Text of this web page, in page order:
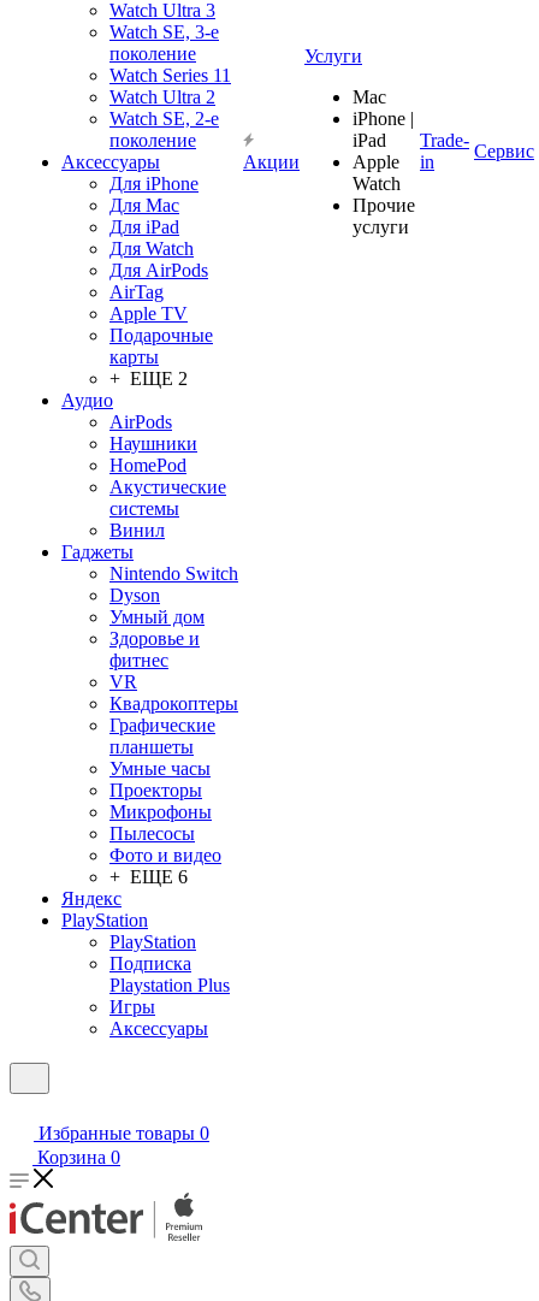
Watch Ultra 3
Watch SE, 3-е
поколение
Watch Series 11
Watch Ultra 2
Watch SE, 2-е
поколение
Аксессуары
Для iPhone
Для Mac
Для iPad
Для Watch
Для AirPods
AirTag
Apple TV
Подарочные
карты
+ ЕЩЕ 2
Аудио
AirPods
Наушники
HomePod
Акустические
системы
Винил
Гаджеты
Nintendo Switch
Dyson
Умный дом
Здоровье и
фитнес
VR
Квадрокоптеры
Графические
планшеты
Умные часы
Проекторы
Микрофоны
Пылесосы
Фото и видео
+ ЕЩЕ 6
Яндекс
PlayStation
PlayStation
Подписка
Playstation Plus
Игры
Аксессуары
Акции
Услуги
Mac
iPhone |
iPad
Apple
Watch
Прочие
услуги
Trade-
in
Сервис
Избранные товары 0
Корзина 0